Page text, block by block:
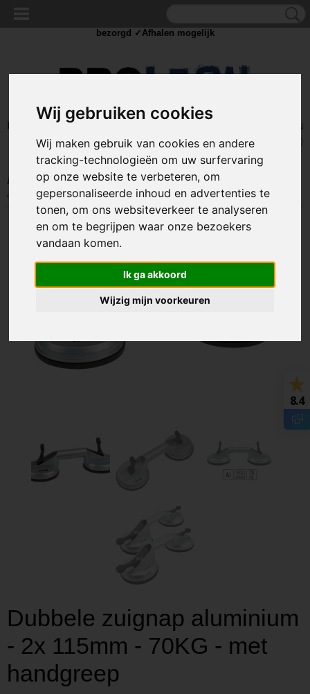
Wij gebruiken cookies
Wij maken gebruik van cookies en andere
tracking-technologieën om uw surfervaring
op onze website te verbeteren, om
gepersonaliseerde inhoud en advertenties te
tonen, om ons websiteverkeer te analyseren
en om te begrijpen waar onze bezoekers
vandaan komen.
Ik ga akkoord
Wijzig mijn voorkeuren
Inloggen Registreren
UW WINKELWAGEN
Geen producten
(0)
Home >GEREEDSCHAP>Autogereedschap> Dubbele zuignap
aluminium - 2x 115mm - 70KG - met handgreep
Dubbele zuignap aluminium
- 2x 115mm - 70KG - met
handgreep
bezorgd ✓Afhalen mogelijk
8.4